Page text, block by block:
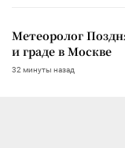
Метеоролог
и граде в Москве
32 минуты назад